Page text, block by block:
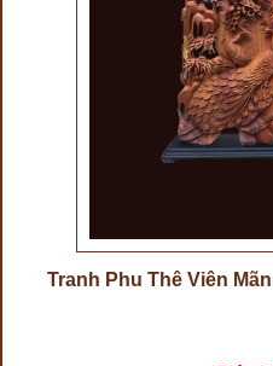
Tranh Phu Thê Viên